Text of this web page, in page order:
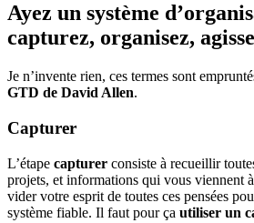
Ayez un système
capturez, organisez,
Je n’invente rien, ces termes sont
GTD de David Allen.
Capturer
L’étape capturer consiste à recueillir
projets, et informations qui vous viennent
vider votre esprit de toutes ces pensées
système fiable. Il faut pour ça utiliser un